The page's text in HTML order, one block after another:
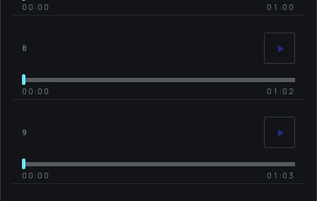
00:00 01:00
8
00:00 01:02
9
00:00 01:03